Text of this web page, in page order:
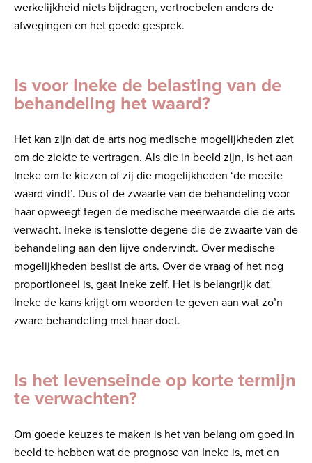
werkelijkheid niets bijdragen, vertroebelen anders de
afwegingen en het goede gesprek.
Is voor Ineke de belasting van de
behandeling het waard?
Het kan zijn dat de arts nog medische mogelijkheden ziet
om de ziekte te vertragen. Als die in beeld zijn, is het aan
Ineke om te kiezen of zij die mogelijkheden ‘de moeite
waard vindt’. Dus of de zwaarte van de behandeling voor
haar opweegt tegen de medische meerwaarde die de arts
verwacht. Ineke is tenslotte degene die de zwaarte van de
behandeling aan den lijve ondervindt. Over medische
mogelijkheden beslist de arts. Over de vraag of het nog
proportioneel is, gaat Ineke zelf. Het is belangrijk dat
Ineke de kans krijgt om woorden te geven aan wat zo’n
zware behandeling met haar doet.
Is het levenseinde op korte termijn
te verwachten?
Om goede keuzes te maken is het van belang om goed in
beeld te hebben wat de prognose van Ineke is, met en